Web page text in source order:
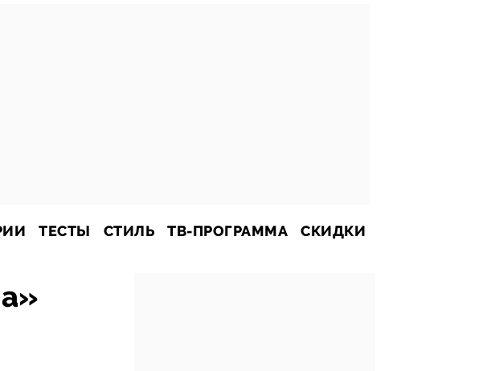
ТЕСТЫ СТИЛЬ ТВ-ПРОГРАММА СКИДКИ